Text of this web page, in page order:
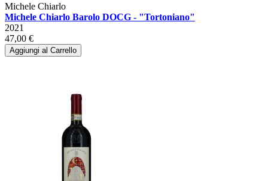
Michele Chiarlo
Michele Chiarlo Barolo DOCG - "Tortoniano"
2021
47,00 €
Aggiungi al Carrello